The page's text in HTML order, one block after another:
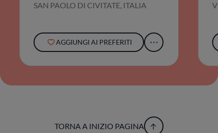
SAN PAOLO DI CIVITATE, ITALIA
AGGIUNGI AI PREFERITI
TORNA A INIZIO PAGINA